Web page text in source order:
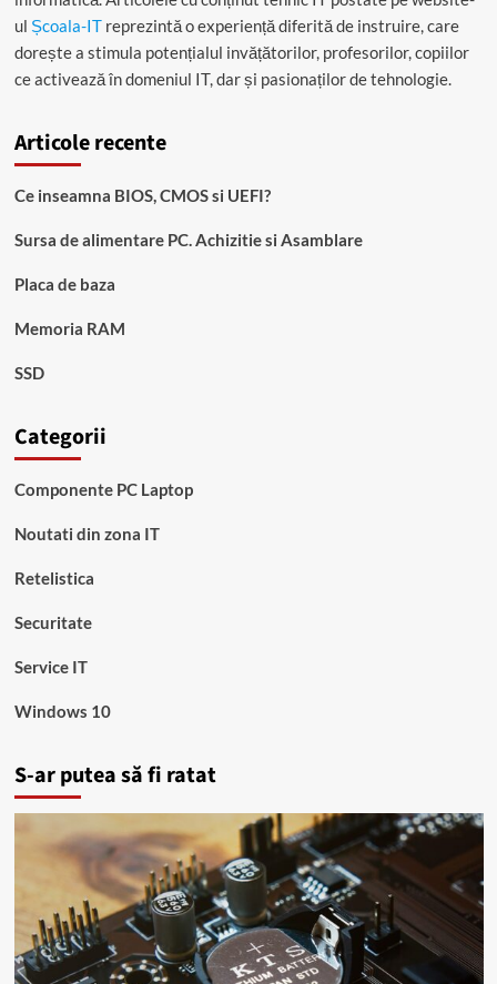
ul Școala-ITreprezintă o experiență diferită de instruire, care
dorește a stimula potențialul invățătorilor, profesorilor, copiilor
ce activează în domeniul IT, dar și pasionaților de tehnologie.
Articole recente
Ce inseamna BIOS, CMOS si UEFI?
Sursa de alimentare PC. Achizitie si Asamblare
Placa de baza
Memoria RAM
SSD
Categorii
Componente PC Laptop
Noutati din zona IT
Retelistica
Securitate
Service IT
Windows 10
S-ar putea să fi ratat